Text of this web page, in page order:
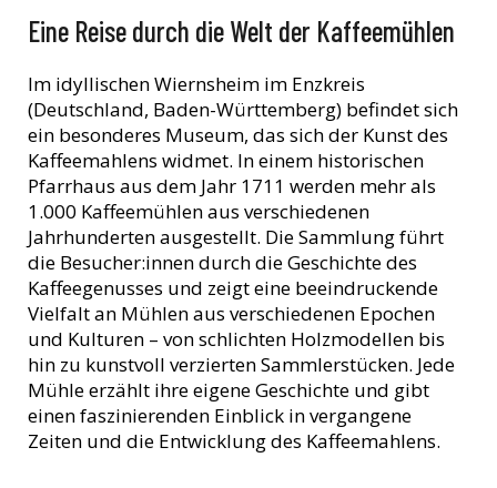
Eine Reise durch die Welt der Kaffeemühlen
Im idyllischen Wiernsheim im Enzkreis
(Deutschland, Baden-Württemberg) befindet sich
ein besonderes Museum, das sich der Kunst des
Kaffeemahlens widmet. In einem historischen
Pfarrhaus aus dem Jahr 1711 werden mehr als
1.000 Kaffeemühlen aus verschiedenen
Jahrhunderten ausgestellt. Die Sammlung führt
die Besucher:innen durch die Geschichte des
Kaffeegenusses und zeigt eine beeindruckende
Vielfalt an Mühlen aus verschiedenen Epochen
und Kulturen – von schlichten Holzmodellen bis
hin zu kunstvoll verzierten Sammlerstücken. Jede
Mühle erzählt ihre eigene Geschichte und gibt
einen faszinierenden Einblick in vergangene
Zeiten und die Entwicklung des Kaffeemahlens.